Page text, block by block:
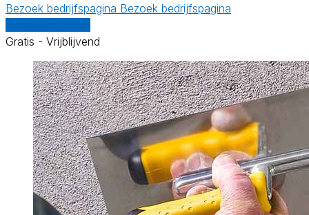
Bezoek bedrijfspagina Bezoek bedrijfspagina
Gratis - Vrijblijvend